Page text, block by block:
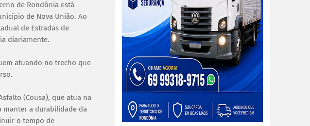
de Rondônia está
de Nova União. Ao
de Estradas de
diariamente.
atuando no trecho que
(Cousa), que atua na
manter a durabilidade da
o tempo de